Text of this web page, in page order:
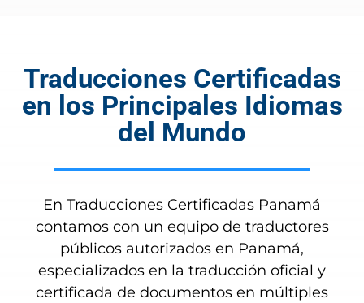
Traducciones Certificadas
en los Principales Idiomas
del Mundo
En Traducciones Certificadas Panamá
contamos con un equipo de traductores
públicos autorizados en Panamá,
especializados en la traducción oficial y
certificada de documentos en múltiples